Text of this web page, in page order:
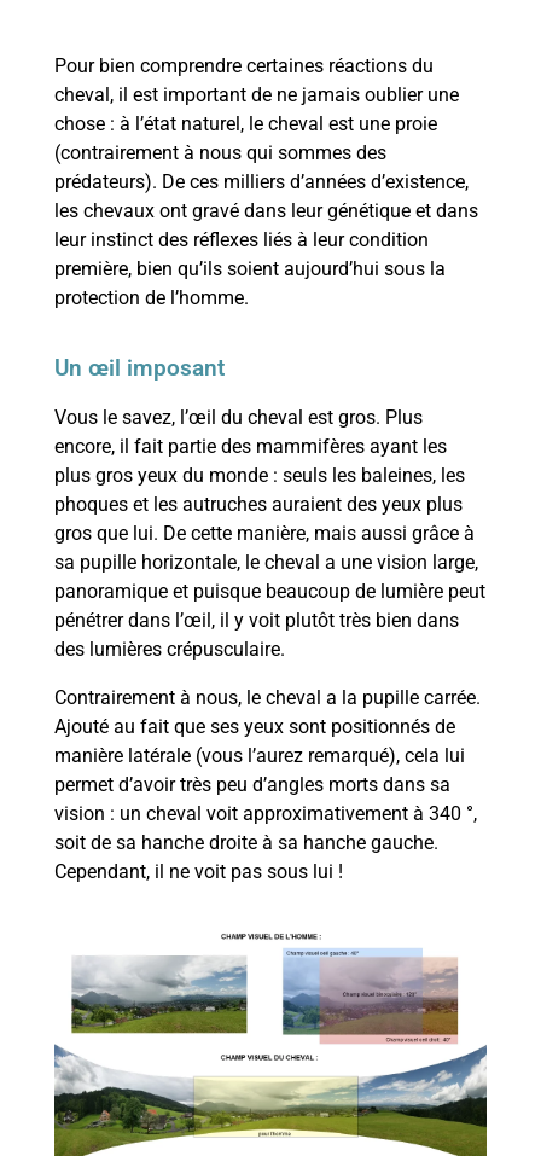
Pour bien comprendre certaines réactions du
cheval, il est important de ne jamais oublier une
chose : à l’état naturel, le cheval est une proie
(contrairement à nous qui sommes des
prédateurs). De ces milliers d’années d’existence,
les chevaux ont gravé dans leur génétique et dans
leur instinct des réflexes liés à leur condition
première, bien qu’ils soient aujourd’hui sous la
protection de l’homme.
Un œil imposant
Vous le savez, l’œil du cheval est gros. Plus
encore, il fait partie des mammifères ayant les
plus gros yeux du monde : seuls les baleines, les
phoques et les autruches auraient des yeux plus
gros que lui. De cette manière, mais aussi grâce à
sa pupille horizontale, le cheval a une vision large,
panoramique et puisque beaucoup de lumière peut
pénétrer dans l’œil, il y voit plutôt très bien dans
des lumières crépusculaire.
Contrairement à nous, le cheval a la pupille carrée.
Ajouté au fait que ses yeux sont positionnés de
manière latérale (vous l’aurez remarqué), cela lui
permet d’avoir très peu d’angles morts dans sa
vision : un cheval voit approximativement à 340 °,
soit de sa hanche droite à sa hanche gauche.
Cependant, il ne voit pas sous lui !